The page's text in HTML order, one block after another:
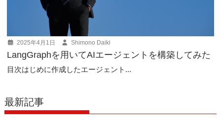
2025年4月1日 Shimono Daiki
LangGraphを用いてAIエージェントを構築してみた
目次はじめに作成したエージェント...
最新記事